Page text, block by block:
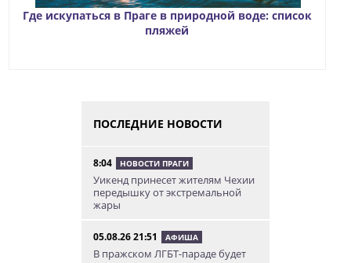
Где искупаться в Праге в природной воде: список
пляжей
ПОСЛЕДНИЕ НОВОСТИ
8:04 НОВОСТИ ПРАГИ
Уикенд принесет жителям Чехии
передышку от экстремальной
жары
05.08.26 21:51 АФИША
В пражском ЛГБТ-параде будет